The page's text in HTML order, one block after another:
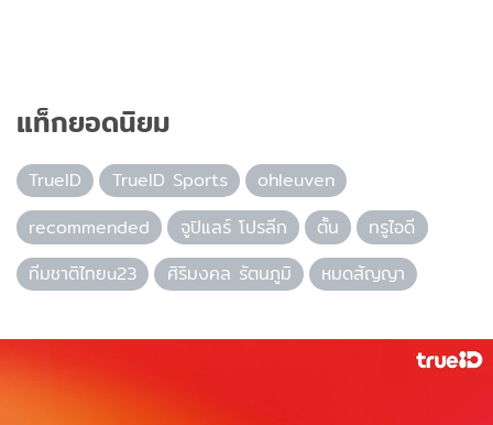
แท็กยอดนิยม
TrueID TrueID Sports
ohleuven
recommended
จูปิแลร์ โปรลีก ตั้น
ทรูไอดี
ทีมชาติไทยu23
ศิริมงคล รัตนภูมิ หมดสัญญา